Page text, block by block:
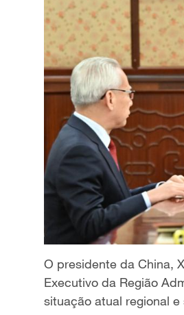
O presidente da China,
Executivo da Região
situação atual regional